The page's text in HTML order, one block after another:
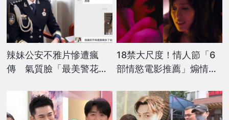
辣妹公安不雅片慘遭瘋
傳 氣質臉「最美警花」
18禁大尺度！情人節「6
部情慾電影推薦」煽情誘
免費線上看